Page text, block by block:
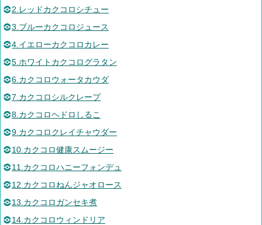
2.レッドカクコロシチュー
3.ブルーカクコロジュース
4.イエローカクコロカレー
5.ホワイトカクコログラタン
6.カクコロウォータカウダ
7.カクコロシルクレープ
8.カクコロヘドロしるこ
9.カクコロクレイチャウダー
10.カクコロ健康スムージー
11.カクコロハニーフォンデュ
12.カクコロねんジャオロース
13.カクコロガンセキ煮
14.カクコロウィンドリア